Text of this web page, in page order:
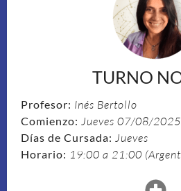
TURNO
Profesor: Inés Bertollo
Comienzo: Jueves 07/08/2025
Días de Cursada: Jueves
Horario: 19:00 a 21:00